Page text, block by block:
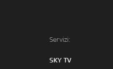
Servizi:
SKY TV